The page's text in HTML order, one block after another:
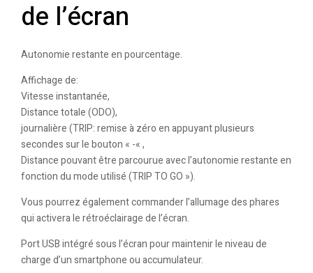
de l’écran
Autonomie restante en pourcentage.
Affichage de:
Vitesse instantanée,
Distance totale (ODO),
journalière (TRIP: remise à zéro en appuyant plusieurs
secondes sur le bouton « -« ,
Distance pouvant être parcourue avec l’autonomie restante en
fonction du mode utilisé (TRIP TO GO »).
Vous pourrez également commander l’allumage des phares
qui activera le rétroéclairage de l’écran.
Port USB intégré sous l’écran pour maintenir le niveau de
charge d’un smartphone ou accumulateur.